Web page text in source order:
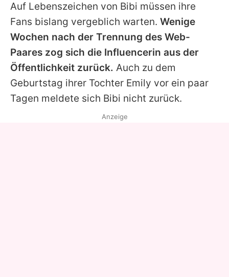
Auf Lebenszeichen von Bibi müssen ihre
Fans bislang vergeblich warten. Wenige
Wochen nach der Trennung des Web-
Paares zog sich die Influencerin aus der
Öffentlichkeit zurück. Auch zu dem
Geburtstag ihrer Tochter Emily vor ein paar
Tagen meldete sich Bibi nicht zurück.
Anzeige